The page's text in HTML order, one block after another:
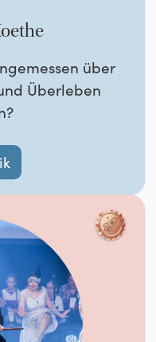
über
Überleben